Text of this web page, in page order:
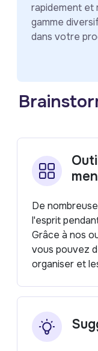
rapidement et
gamme
dans votre
De
l'esprit
Grâce à nos
vous pouvez
organiser et